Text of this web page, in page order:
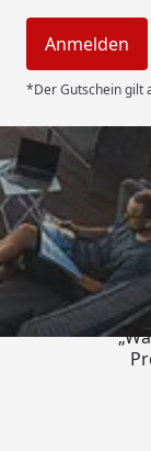
Anmelden
*Der Gutschein gilt